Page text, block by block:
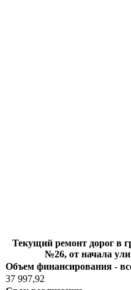
Текущий ремонт дорог в
№26, от начала
Объем финансирования -
37 997,92